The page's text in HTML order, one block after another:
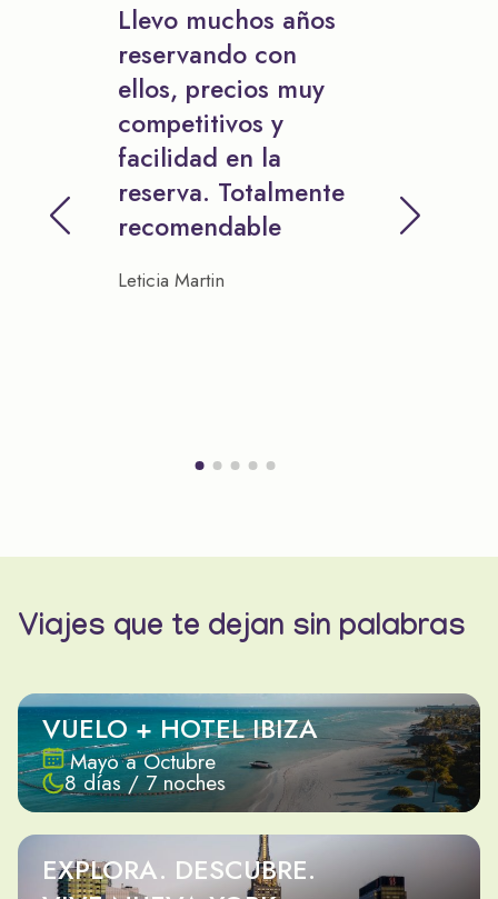
Llevo muchos años
reservando con
ellos, precios muy
competitivos y
facilidad en la
reserva. Totalmente
recomendable
Leticia Martin
Viajes que te dejan sin palabras
VUELO + HOTEL IBIZA
Mayo a Octubre
8 días / 7 noches
EXPLORA. DESCUBRE.